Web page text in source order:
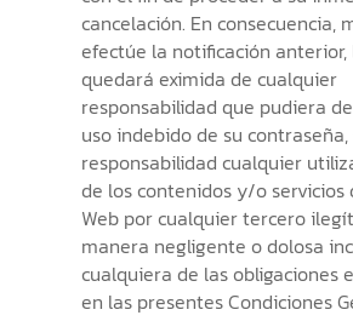
cancelación. En consecuencia,
efectúe la notificación anterior,
quedará eximida de cualquier
responsabilidad que pudiera
uso indebido de su
responsabilidad cualquier
de los contenidos y/o servicios
Web por cualquier tercero
manera negligente o dolosa
cualquiera de las obligaciones
en las presentes Condiciones